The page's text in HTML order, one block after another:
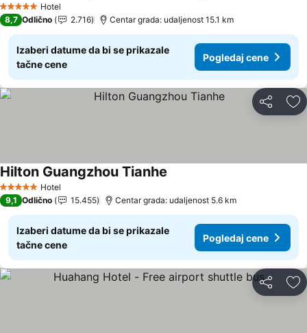
5 ZvezdiceHotel
Pogledaj cene
8,7 Odlično 2.716 Centar grada: udaljenost 15.1 km
Izaberi datume da bi se prikazale
tačne cene
Pogledaj cene
Deli
5 ZvezdiceHotel
Hilton Guangzhou Tianhe
9,1 Odlično 15.455 Centar grada: udaljenost 5.6 km
Izaberi datume da bi se prikazale
tačne cene
Pogledaj cene
Deli